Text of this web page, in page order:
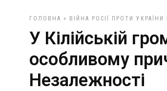
ГОЛОВНА » ВІЙНА РОСІЇ ПРОТИ УКРАЇНИ
У Кілійській
особливому
Незалежності